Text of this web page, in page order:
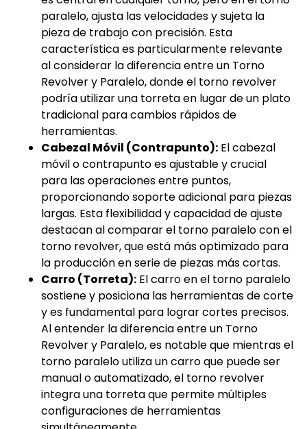
paralelo, ajusta las velocidades y sujeta la
pieza de trabajo con precisión. Esta
característica es particularmente relevante
al considerar la diferencia entre un Torno
Revolver y Paralelo, donde el torno revolver
podría utilizar una torreta en lugar de un plato
tradicional para cambios rápidos de
herramientas.
Cabezal Móvil (Contrapunto): El cabezal
móvil o contrapunto es ajustable y crucial
para las operaciones entre puntos,
proporcionando soporte adicional para piezas
largas. Esta flexibilidad y capacidad de ajuste
destacan al comparar el torno paralelo con el
torno revolver, que está más optimizado para
la producción en serie de piezas más cortas.
Carro (Torreta): El carro en el torno paralelo
sostiene y posiciona las herramientas de corte
y es fundamental para lograr cortes precisos.
Al entender la diferencia entre un Torno
Revolver y Paralelo, es notable que mientras el
torno paralelo utiliza un carro que puede ser
manual o automatizado, el torno revolver
integra una torreta que permite múltiples
configuraciones de herramientas